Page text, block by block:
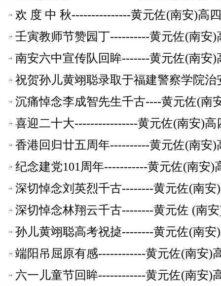
欢 度 中 秋---------------黄元佐(南安)高
壬寅教师节赞园丁----------黄元佐(南安
南安六中宣传队回眸-------黄元佐(南安
祝贺孙儿黄翊聪录取于福建警察学院
教师【校友文萃】
沉痛悼念李成智先生千古----黄元佐(南
喜迎二十大----------------黄元佐(南安)
香港回归廿五周年----------黄元佐(南安
纪念建党101周年-----------黄元佐(南安
深切悼念刘英烈千古--------黄元佐(南
深切悼念林翔云千古--------黄元佐 (南
孙儿黄翊聪高考祝㨗--------黄元佐(南
端阳吊屈原有感------------黄元佐(南安)
六一儿童节回眸------------黄元佐(南安)